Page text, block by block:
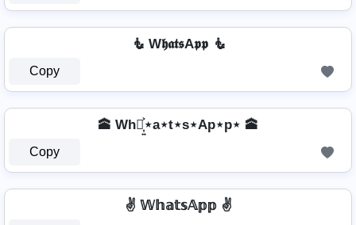
🧜️ W𝖍𝖆𝖙𝖘A𝖕𝖕 🧜️
Copy
🕋 Wh⋆͎͍͐⋆a⋆t⋆s⋆Ap⋆p⋆ 🕋
Copy
✌ 𝕎𝕙𝕒𝕥𝕤𝔸𝕡𝕡 ✌